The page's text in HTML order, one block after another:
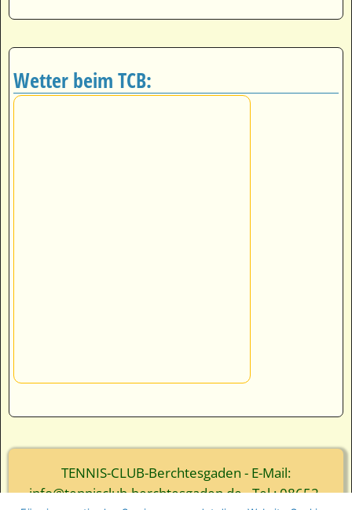
Wetter beim TCB:
TENNIS-CLUB-Berchtesgaden - E-Mail:
info@tennisclub-berchtesgaden.de - Tel.: 08652-